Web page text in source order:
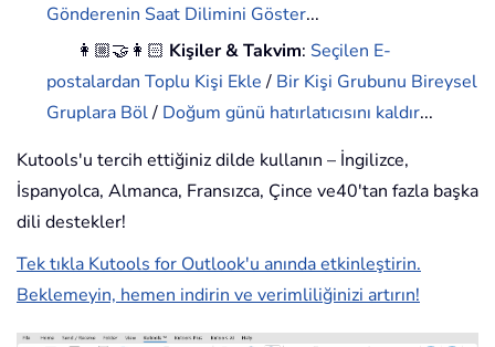
Gönderenin Saat Dilimini Göster...
👩🏼‍🤝‍👩🏻 Kişiler & Takvim: Seçilen E-
postalardan Toplu Kişi Ekle/ Bir Kişi Grubunu Bireysel
Gruplara Böl/ Doğum günü hatırlatıcısını kaldır...
Kutools'u tercih ettiğiniz dilde kullanın – İngilizce,
İspanyolca, Almanca, Fransızca, Çince ve40'tan fazla başka
dili destekler!
Tek tıkla Kutools for Outlook'u anında etkinleştirin.
Beklemeyin, hemen indirin ve verimliliğinizi artırın!